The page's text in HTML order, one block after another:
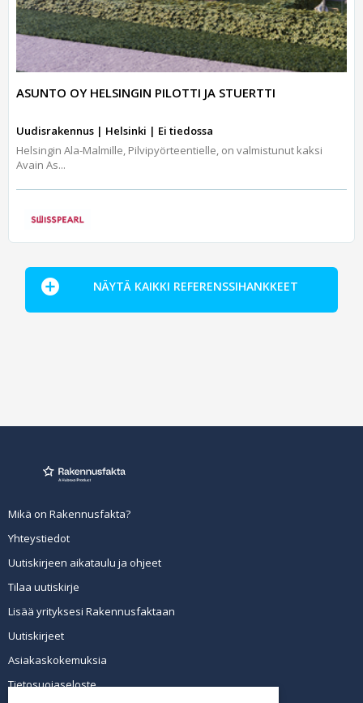
ASUNTO OY HELSINGIN PILOTTI JA STUERTTI
Uudisrakennus | Helsinki | Ei tiedossa
Helsingin Ala-Malmille, Pilvipyörteentielle, on valmistunut kaksi
Avain As...
NÄYTÄ KAIKKI REFERENSSIHANKKEET
Mikä on Rakennusfakta?
Yhteystiedot
Uutiskirjeen aikataulu ja ohjeet
Tilaa uutiskirje
Lisää yrityksesi Rakennusfaktaan
Uutiskirjeet
Asiakaskokemuksia
Tietosuojaseloste